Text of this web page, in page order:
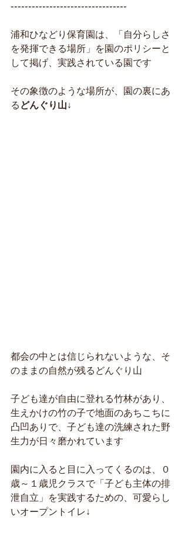
---------------------------------
浦和ひなどり保育園は、「自分らしさ
を発揮できる場所」を園のポリシーと
して掲げ、実践されている園です
その象徴のような場所が、園の裏にあ
る どんぐり山↓
都会の中とは信じられないような、そ
のままの自然が残るどんぐり山
子ども達が自由に登れる竹林があり、
生えかけの竹の子で地面のあちこちに
凸凹ありで、子ども達の洗練された野
生力が日々磨かれています
園内に入ると目に入ってくるのは、０
歳～１歳児クラスで「子ども主体の排
泄自立」を実践するための、可愛らし
いオープントイレ↓